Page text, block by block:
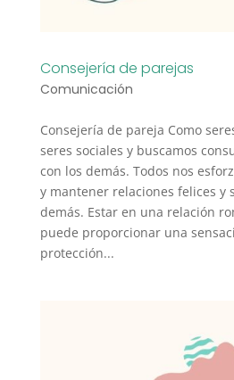
Consejería de parejas
Comunicación
Consejería de pareja Como
seres sociales y buscamos
con los demás. Todos nos
y mantener relaciones felices y
demás. Estar en una relación
puede proporcionar una
protección...